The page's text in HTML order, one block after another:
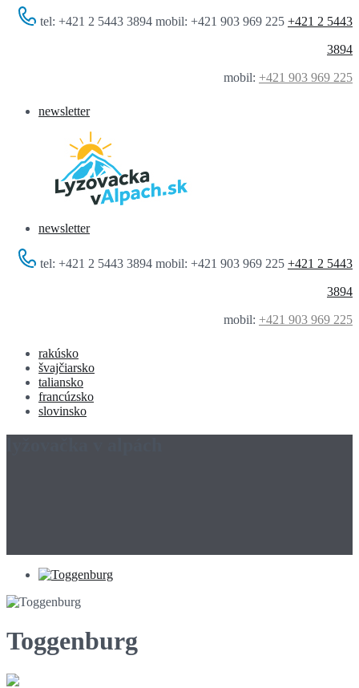
tel: +421 2 5443 3894 mobil: +421 903 969 225 +421 2 5443
3894
mobil: +421 903 969 225
newsletter
newsletter
tel: +421 2 5443 3894 mobil: +421 903 969 225 +421 2 5443
3894
mobil: +421 903 969 225
rakúsko
švajčiarsko
taliansko
francúzsko
slovinsko
Toggenburg